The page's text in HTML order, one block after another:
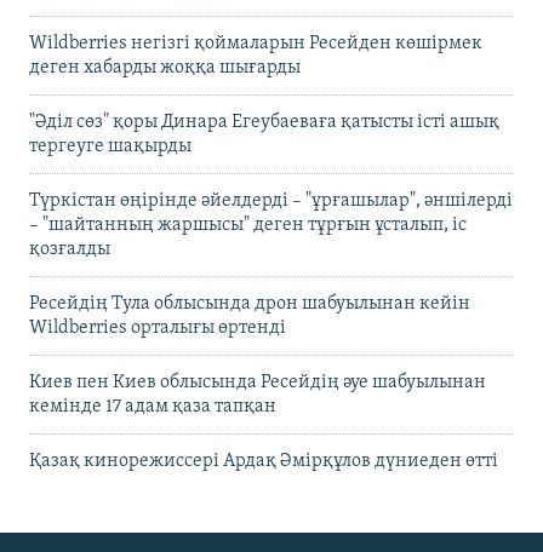
Wildberries негізгі қоймаларын Ресейден көшірмек
деген хабарды жоққа шығарды
"Әділ сөз" қоры Динара Егеубаеваға қатысты істі ашық
тергеуге шақырды
Түркістан өңірінде әйелдерді – "ұрғашылар", әншілерді
– "шайтанның жаршысы" деген тұрғын ұсталып, іс
қозғалды
Ресейдің Тула облысында дрон шабуылынан кейін
Wildberries орталығы өртенді
Киев пен Киев облысында Ресейдің әуе шабуылынан
кемінде 17 адам қаза тапқан
Қазақ кинорежиссері Ардақ Әмірқұлов дүниеден өтті